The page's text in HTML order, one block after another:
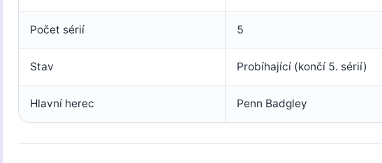
Počet sérií 5
Stav Probíhající (končí 5. sérií)
Hlavní herec Penn Badgley